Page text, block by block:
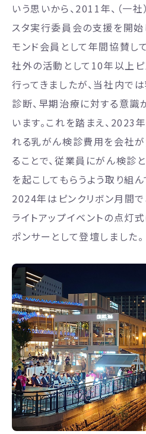
いう思いから、2011年、（一
スタ実行委員会の支援を開始
モンド会員として年間協賛し
社外の活動として10年以上
行ってきましたが、当社内で
診断、早期治療に対する意識
います。これを踏まえ、2023
れる乳がん検診費用を会社
ることで、従業員にがん検診
を起こしてもらうよう取り組ん
2024年はピンクリボン月間
ライトアップイベントの点灯
ポンサーとして登壇しました。